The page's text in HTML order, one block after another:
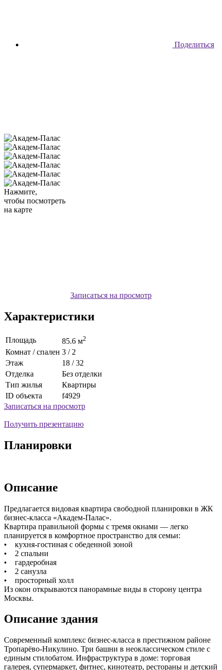
Поделиться
Нажмите,
чтобы посмотреть
на карте
Записаться на просмотр
Характеристики
Площадь 85.6 м2
Комнат / спален 3 / 2
Этаж
18 / 32
Отделка
Без отделки
Тип жилья
Квартиры
ID объекта
f4929
Записаться на просмотр
Получить презентацию
Планировки
Описание
Предлагается видовая квартира свободной планировки в ЖК
бизнес-класса «Академ-Палас».
Квартира правильной формы с тремя окнами — легко
планируется в комфортное пространство для семьи:
• кухня-гостиная с обеденной зоной
• 2 спальни
• гардеробная
• 2 санузла
• просторный холл
Из окон открываются панорамные виды в сторону центра
Москвы.
Описание здания
Современный комплекс бизнес-класса в престижном районе
Тропарёво-Никулино. Три башни в неоклассическом стиле с
единым стилобатом. Инфраструктура в доме: торговая
галерея, супермаркет, фитнес, кинотеатр, рестораны и детский